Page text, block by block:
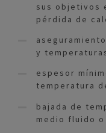
sus objetivos
pérdida de
y
espesor
temperatura
bajada de
medio fluido